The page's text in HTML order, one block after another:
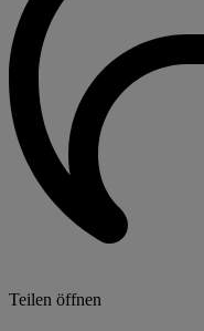
Teilen öffnen